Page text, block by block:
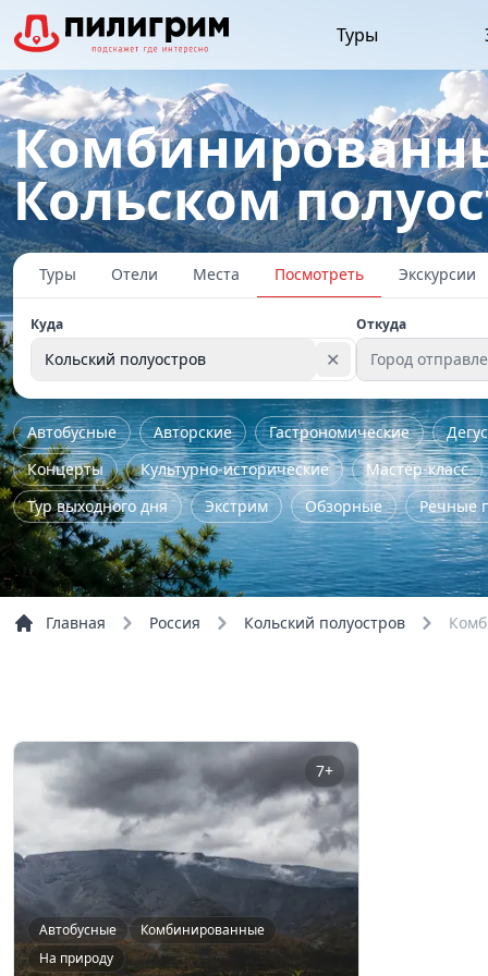
Туры
Кольском
Туры Отели Места Посмотреть Экскурсии
Куда
Кольский полуостров ✕
Откуда
Город
Автобусные Авторские Гастрономические
Концерты
Культурно-исторические Мастер-класс
Тур выходного дня
Экстрим Обзорные Речные
Главная Россия Кольский полуостров
7+
Автобусные
Комбинированные
На природу